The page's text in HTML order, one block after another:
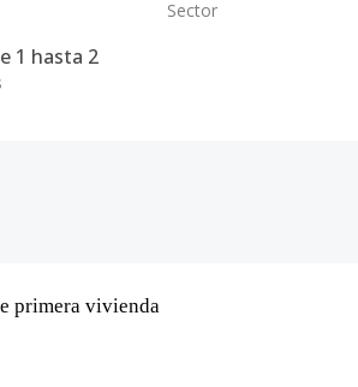
Sector
1 hasta 2
primera vivienda